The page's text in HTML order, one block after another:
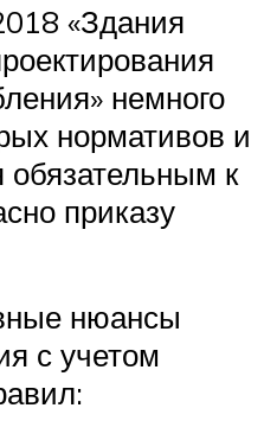
«Здания
немного
нормативов и
обязательным к
приказу
нюансы
с учетом